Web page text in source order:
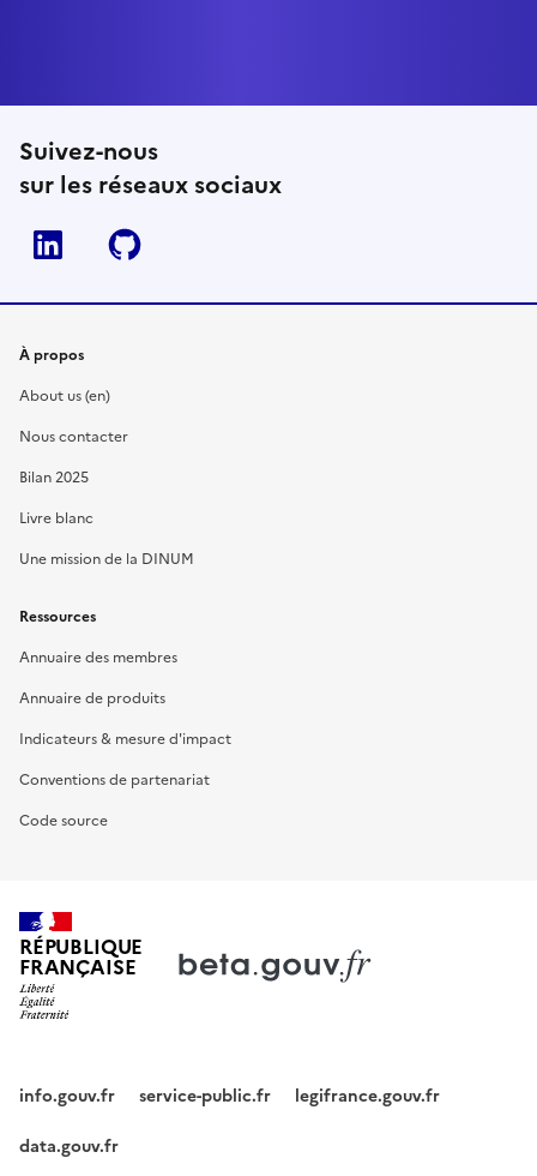
Suivez-nous
sur les réseaux sociaux
Linkedin
À propos
About us (en)
Nous contacter
Bilan 2025
Livre blanc
Une mission de la DINUM
Ressources
Annuaire des membres
Annuaire de produits
Indicateurs & mesure d'impact
Conventions de partenariat
Code source
RÉPUBLIQUE
FRANÇAISE
info.gouv.fr service-public.fr
legifrance.gouv.fr
data.gouv.fr